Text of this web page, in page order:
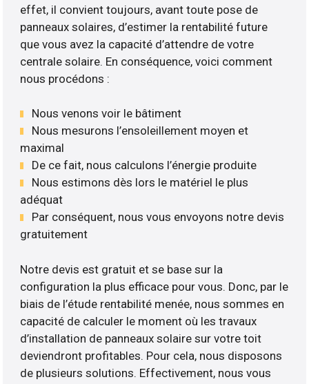
effet, il convient toujours, avant toute pose de
panneaux solaires, d’estimer la rentabilité future
que vous avez la capacité d’attendre de votre
centrale solaire. En conséquence, voici comment
nous procédons :
Nous venons voir le bâtiment
Nous mesurons l’ensoleillement moyen et
maximal
De ce fait, nous calculons l’énergie produite
Nous estimons dès lors le matériel le plus
adéquat
Par conséquent, nous vous envoyons notre devis
gratuitement
Notre devis est gratuit et se base sur la
configuration la plus efficace pour vous. Donc, par le
biais de l’étude rentabilité menée, nous sommes en
capacité de calculer le moment où les travaux
d’installation de panneaux solaire sur votre toit
deviendront profitables. Pour cela, nous disposons
de plusieurs solutions. Effectivement, nous vous